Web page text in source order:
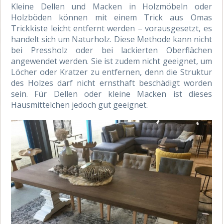
Kleine Dellen und Macken in Holzmöbeln oder
Holzböden können mit einem Trick aus Omas
Trickkiste leicht entfernt werden – vorausgesetzt, es
handelt sich um Naturholz. Diese Methode kann nicht
bei Pressholz oder bei lackierten Oberflächen
angewendet werden. Sie ist zudem nicht geeignet, um
Löcher oder Kratzer zu entfernen, denn die Struktur
des Holzes darf nicht ernsthaft beschädigt worden
sein. Für Dellen oder kleine Macken ist dieses
Hausmittelchen jedoch gut geeignet.